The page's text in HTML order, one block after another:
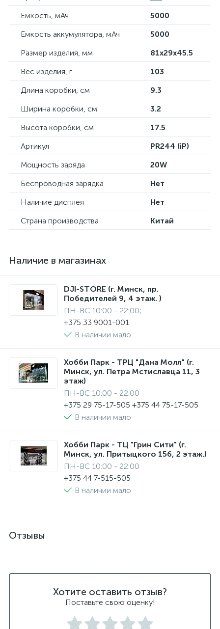
Емкость, мАч
5000
Емкость аккумулятора, мАч
5000
Размер изделия, мм
81х29х45.5
Вес изделия, г
103
Длина коробки, см
9.3
Ширина коробки, см
3.2
Высота коробки, см
17.5
Артикул
PR244 (iP)
Мощность заряда
20W
Беспроводная зарядка
Нет
Наличие дисплея
Нет
Страна производства
Китай
Наличие в магазинах
DJI-STORE (г. Минск, пр.
Победителей 9, 4 этаж. )
ПН-ВС 10:00 - 22:00;
+375 33 9001-001
В наличии мало
Хобби Парк - ТРЦ "Дана Молл" (г.
Минск, ул. Петра Мстиславца 11, 3
этаж)
ПН-ВС 10:00 - 22:00
+375 29 75-17-505 +375 44 75-17-505
В наличии мало
Хобби Парк - ТЦ "Грин Сити" (г.
Минск, ул. Притыцкого 156, 2 этаж.)
ПН-ВС 10:00 - 22:00
+375 44 7-515-505
В наличии мало
Отзывы
Хотите оставить отзыв?
Поставьте свою оценку!